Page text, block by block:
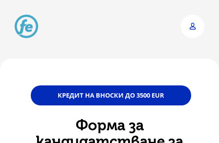
main
content
КРЕДИТ НА ВНОСКИ ДО 3500 EUR
Форма за